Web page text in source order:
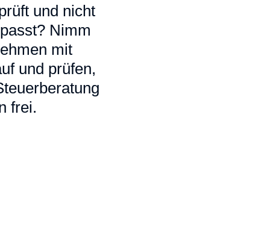
und nicht
Nimm
mit
und prüfen,
frei.